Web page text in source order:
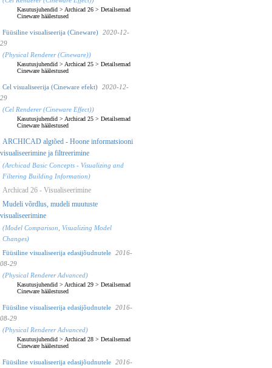
Kasutusjuhendid > Archicad 26 > Detailsemad
Cineware häälestused
Füüsiline visualiseerija (Cineware)
2020-12-
29
(Physical Renderer (Cineware))
Kasutusjuhendid > Archicad 25 > Detailsemad
Cineware häälestused
Cel visualiseerija (Cineware efekt)
2020-12-
29
(Cel Renderer (Cineware Effect))
Kasutusjuhendid > Archicad 25 > Detailsemad
Cineware häälestused
ARCHICAD algtõed - Hoone informatsiooni
visualiseerimine ja filtreerimine
(Archicad Basic Concepts - Visualizing and
Filtering Building Information)
Archicad 26 - Visualiseerimine
Mudeli võrdlus, mudeli muutuste
visualiseerimine
(Model Comparison, Visualizing Model
Changes)
Füüsiline visualiseerija edasijõudnutele
2016-
08-29
(Physical Renderer Advanced)
Kasutusjuhendid > Archicad 29 > Detailsemad
Cineware häälestused
Füüsiline visualiseerija edasijõudnutele
2016-
08-29
(Physical Renderer Advanced)
Kasutusjuhendid > Archicad 28 > Detailsemad
Cineware häälestused
Füüsiline visualiseerija edasijõudnutele
2016-